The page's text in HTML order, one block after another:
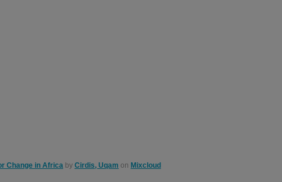
Change in Africa by Cirdis, Uqam on Mixcloud